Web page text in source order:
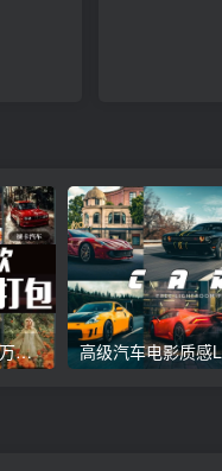
【全网最全，建议收藏】5万多款Lr顶级调色预设合集，精心整理，分类清晰，摄影师调色师必备素材，够用一辈子！